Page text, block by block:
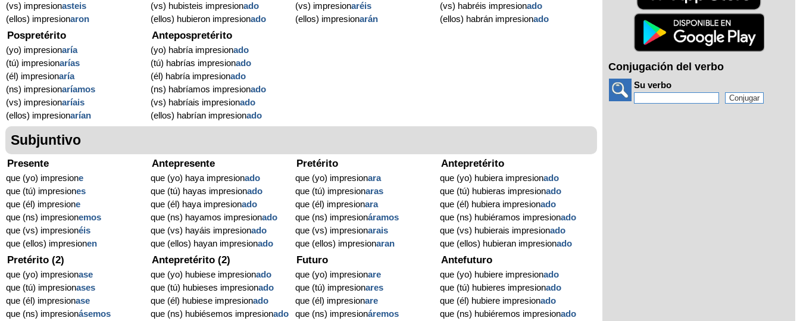
(vs) impresionasteis
(ellos) impresionaron
(vs) hubisteis impresionado
(ellos) hubieron impresionado
(vs) impresionaréis
(ellos) impresionarán
(vs) habréis impresionado
(ellos) habrán impresionado
Pospretérito
(yo) impresionaría
(tú) impresionarías
(él) impresionaría
(ns) impresionaríamos
(vs) impresionaríais
(ellos) impresionarían
Antepospretérito
(yo) habría impresionado
(tú) habrías impresionado
(él) habría impresionado
(ns) habríamos impresionado
(vs) habríais impresionado
(ellos) habrían impresionado
Subjuntivo
Presente
que (yo) impresione
que (tú) impresiones
que (él) impresione
que (ns) impresionemos
que (vs) impresionéis
que (ellos) impresionen
Antepresente
que (yo) haya impresionado
que (tú) hayas impresionado
que (él) haya impresionado
que (ns) hayamos impresionado
que (vs) hayáis impresionado
que (ellos) hayan impresionado
Pretérito
que (yo) impresionara
que (tú) impresionaras
que (él) impresionara
que (ns) impresionáramos
que (vs) impresionarais
que (ellos) impresionaran
Antepretérito
que (yo) hubiera impresionado
que (tú) hubieras impresionado
que (él) hubiera impresionado
que (ns) hubiéramos impresionado
que (vs) hubierais impresionado
que (ellos) hubieran impresionado
Pretérito (2)
que (yo) impresionase
que (tú) impresionases
que (él) impresionase
que (ns) impresionásemos
Antepretérito (2)
que (yo) hubiese impresionado
que (tú) hubieses impresionado
que (él) hubiese impresionado
que (ns) hubiésemos impresionado
Futuro
que (yo) impresionare
que (tú) impresionares
que (él) impresionare
que (ns) impresionáremos
Antefuturo
que (yo) hubiere impresionado
que (tú) hubieres impresionado
que (él) hubiere impresionado
que (ns) hubiéremos impresionado
Conjugación del verbo
Su verbo